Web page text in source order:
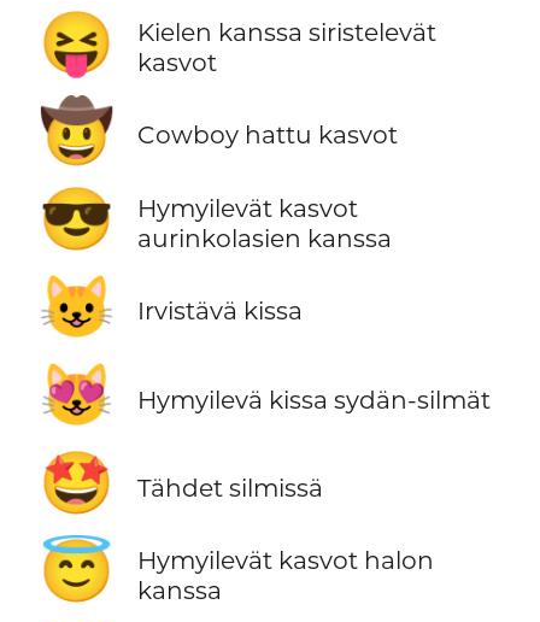
😝
Kielen kanssa siristelevät
kasvot
🤠 Cowboy hattu kasvot
😎
Hymyilevät kasvot
aurinkolasien kanssa
😺 Irvistävä kissa
😻 Hymyilevä kissa sydän-silmät
🤩 Tähdet silmissä
😇
Hymyilevät kasvot halon
kanssa